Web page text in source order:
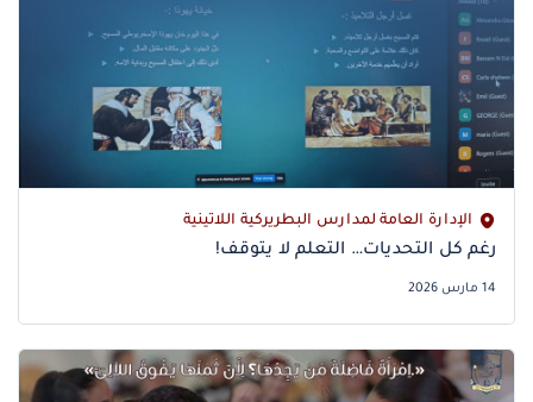
الإدارة العامة لمدارس البطريركية اللاتينية
14 مارس 2026